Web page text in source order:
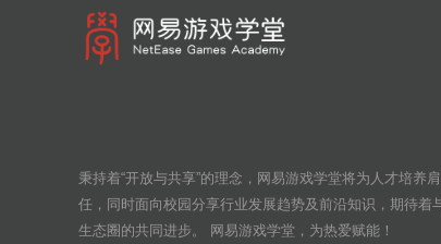
秉持着“开放与共享”的理念，网易游戏学堂将为人才培养
任，同时面向校园分享行业发展趋势及前沿知识，期待着
生态圈的共同进步。 网易游戏学堂，为热爱赋能！